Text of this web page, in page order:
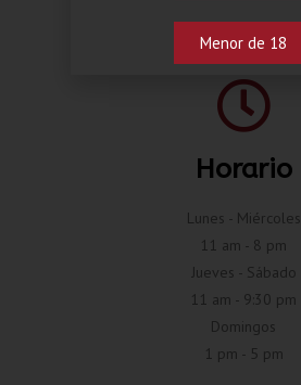
Horario
Lunes - Miércoles
11 am - 8 pm
Jueves - Sábado
11 am - 9:30 pm
Domingos
1 pm - 5 pm
Menor de 18